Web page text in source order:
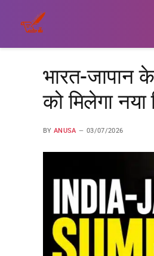
भारत-जापान
को मिलेगा नया
BY ANUSA 03/07/2026